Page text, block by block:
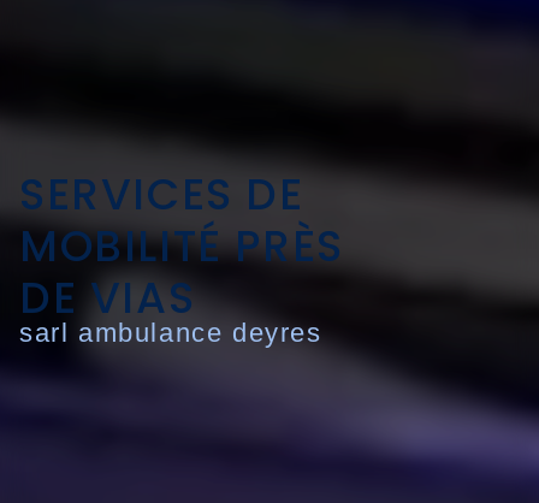
SERVICES DE
MOBILITÉ PRÈS
DE VIAS
sarl ambulance deyres